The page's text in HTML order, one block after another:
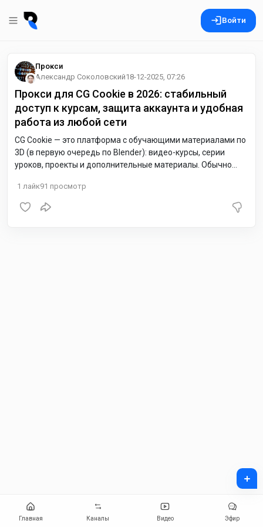
Войти
Прокси
Александр Соколовский18-12-2025, 07:26
Прокси для CG Cookie в 2026: стабильный
доступ к курсам, защита аккаунта и удобная
работа из любой сети
CG Cookie — это платформа с обучающими материалами по
3D (в первую очередь по Blender): видео-курсы, серии
уроков, проекты и дополнительные материалы. Обычно
качество соединения напрямую влияет на комфорт: если IP
«скачет», сессии могут сбиваться, а если сеть нестабильна
(общественный Wi-Fi, корпоративные ограничения), видео
1 лайк91 просмотр
Главная Каналы Видео Эфир
+